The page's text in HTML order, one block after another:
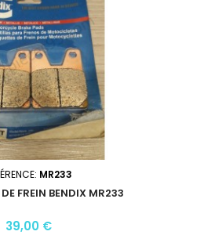
MR233
FREIN BENDIX MR233
39,00 €